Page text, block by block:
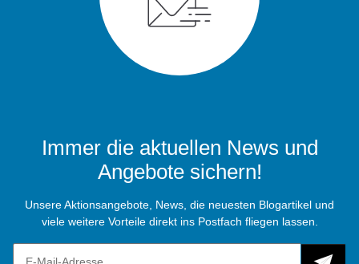
Immer die aktuellen News und
Angebote sichern!
Unsere Aktionsangebote, News, die neuesten Blogartikel und
viele weitere Vorteile direkt ins Postfach fliegen lassen.